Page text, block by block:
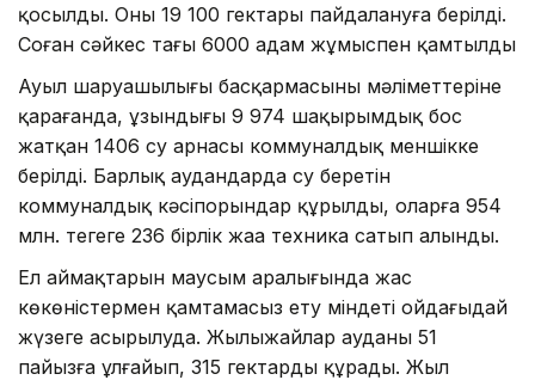
қосылды. Оның 19 100 гектары пайдалануға берілді.
Соған сәйкес тағы 6000 адам жұмыспен қамтылды
Ауыл шаруашылығы басқармасының мәліметтеріне
қарағанда, ұзындығы 9 974 шақырымдық бос
жатқан 1406 су арнасы коммуналдық меншікке
берілді. Барлық аудандарда су беретін
коммуналдық кәсіпорындар құрылды, оларға 954
млн. теңгеге 236 бірлік жаңа техника сатып алынды.
Ел аймақтарын маусым аралығында жас
көкөністермен қамтамасыз ету міндеті ойдағыдай
жүзеге асырылуда. Жылыжайлар ауданы 51
пайызға ұлғайып, 315 гектарды құрады. Жыл